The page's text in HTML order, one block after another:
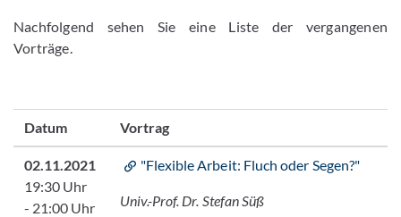
Nachfolgend sehen Sie eine Liste der vergangenen
Vorträge.
Datum Vortrag
02.11.2021
19:30 Uhr
- 21:00 Uhr
"Flexible Arbeit: Fluch oder Segen?"
Univ.-Prof. Dr. Stefan Süß